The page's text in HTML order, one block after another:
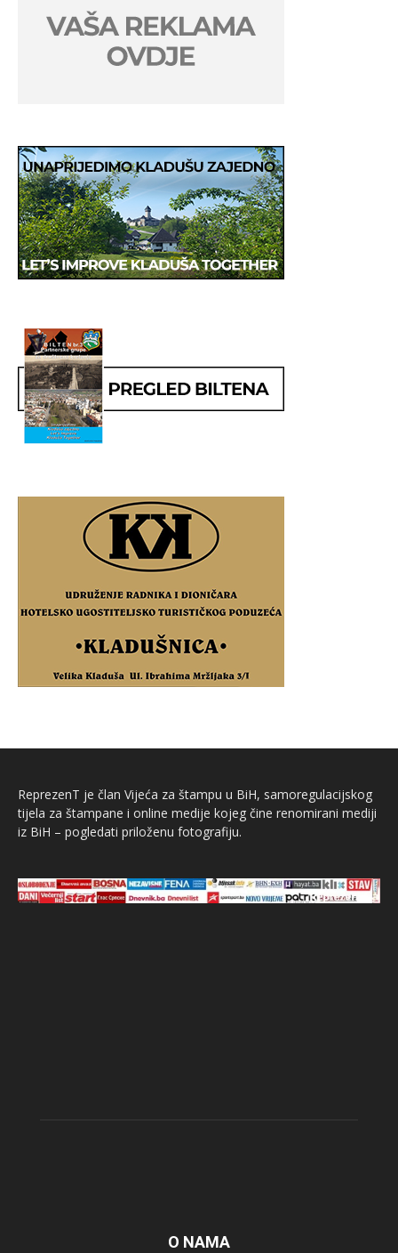
ReprezenT je član Vijeća za štampu u BiH, samoregulacijskog
tijela za štampane i online medije kojeg čine renomirani mediji
iz BiH – pogledati priloženu fotografiju.
O NAMA